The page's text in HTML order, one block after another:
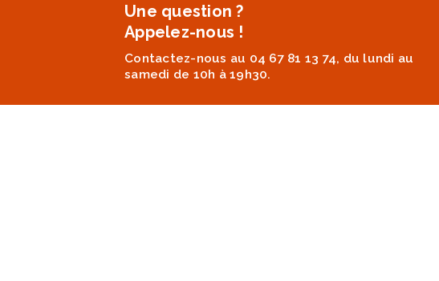
Une question ?
Appelez-nous !
Contactez-nous au 04 67 81 13 74, du lundi au
samedi de 10h à 19h30.